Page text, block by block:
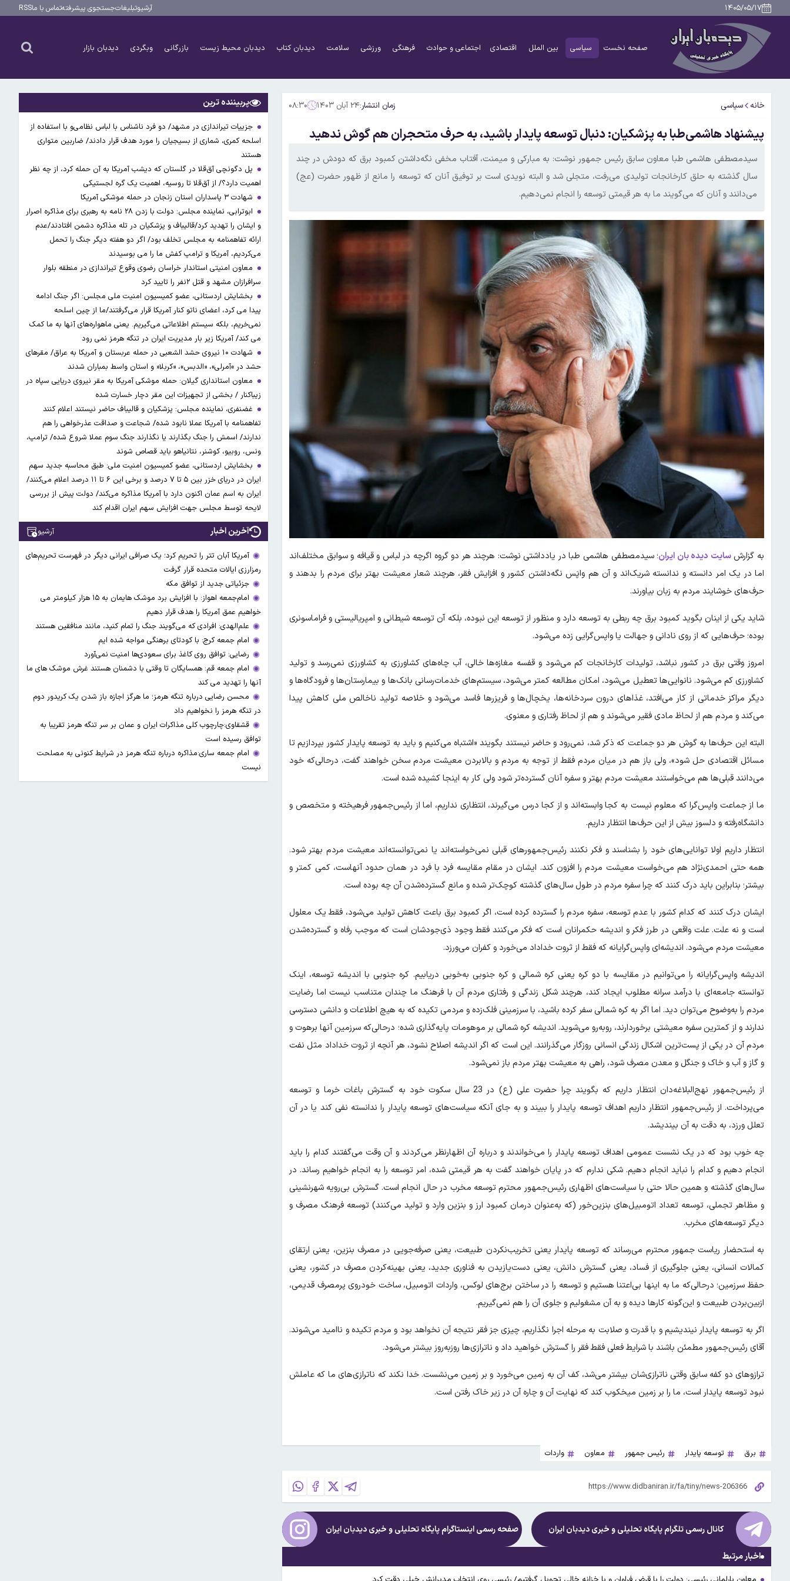
۱۴۰۵/۰۵/۱۷ آرشیوتبلیغاتجستجوی پیشرفتهتماس با ماRSS
صفحه نخست سیاسی بین الملل اقتصادی اجتماعی و حوادث فرهنگی ورزشی سلامت دیدبان کتاب دیدبان محیط زیست بازرگانی وبگردی دیدبان بازار
خانه سیاسی زمان انتشار:۲۴ آبان ۱۴۰۳ ۰۸:۳۰
پیشنهاد هاشمی‌طبا به پزشکیان: دنبال توسعه پایدار باشید، به حرف متحجران هم گوش ندهید
سیدمصطفی هاشمی طبا معاون سابق رئیس جمهور نوشت: به مبارکی و میمنت، آفتاب مخفی نگه‌داشتن کمبود برق که دودش در چند
سال گذشته به حلق کارخانجات تولیدی می‌رفت، متجلی شد و البته نویدی است بر توفیق آنان که توسعه را مانع از ظهور حضرت (عج)
می‌دانند و آنان که می‌گویند ما به هر قیمتی توسعه را انجام نمی‌دهیم.
به گزارشسایت دیده بان ایران؛ سیدمصطفی هاشمی طبا در یادداشتی نوشت: هرچند هر دو گروه اگرچه در لباس و قیافه و سوابق مختلف‌اند
اما در یک امر دانسته و ندانسته شریک‌اند و آن هم واپَس نگه‌داشتن کشور و افزایش فقر، هرچند شعار معیشت بهتر برای مردم را بدهند و
حرف‌های خوشایند مردم به زبان بیاورند.
شاید یکی از اینان بگوید کمبود برق چه ربطی به توسعه دارد و منظور از توسعه این نبوده، بلکه آن توسعه شیطانی و امپریالیستی و فراماسونری
بوده؛ حرف‌هایی که از روی نادانی و جهالت یا واپس‌گرایی زده می‌شود.
امروز وقتی برق در کشور نباشد، تولیدات کارخانجات کم می‌شود و قفسه مغازه‌ها خالی، آب چاه‌های کشاورزی به کشاورزی نمی‌رسد و تولید
کشاورزی کم می‌شود. نانوایی‌ها تعطیل می‌شود، امکان مطالعه کمتر می‌شود، سیستم‌های خدمات‌رسانی بانک‌ها و بیمارستان‌ها و فرودگاه‌ها و
دیگر مراکز خدماتی از کار می‌افتد، غذاهای درون سردخانه‌ها، یخچال‌ها و فریزرها فاسد می‌شود و خلاصه تولید ناخالص ملی کاهش پیدا
می‌کند و مردم هم از لحاظ مادی فقیر می‌شوند و هم از لحاظ رفتاری و معنوی.
البته این حرف‌ها به گوش هر دو جماعت که ذکر شد، نمی‌رود و حاضر نیستند بگویند «اشتباه می‌کنیم و باید به توسعه پایدار کشور بپردازیم تا
مسائل اقتصادی حل شود»، ولی باز هم در میان مردم فقط از توجه به مردم و بالابردن معیشت مردم سخن خواهند گفت، درحالی‌که خود
می‌دانند قبلی‌ها هم می‌خواستند معیشت مردم بهتر و سفره آنان گسترده‌تر شود ولی کار به اینجا کشیده شده است.
ما از جماعت واپس‌گرا که معلوم نیست به کجا وابسته‌اند و از کجا درس می‌گیرند، انتظاری نداریم، اما از رئیس‌جمهور فرهیخته و متخصص و
دانشگاه‌رفته و دلسوز بیش از این حرف‌ها انتظار داریم.
انتظار داریم اولا توانایی‌های خود را بشناسند و فکر نکنند رئیس‌جمهورهای قبلی نمی‌خواسته‌اند یا نمی‌توانسته‌اند معیشت مردم بهتر شود.
همه حتی احمدی‌نژاد هم می‌خواست معیشت مردم را افزون کند. ایشان در مقام مقایسه فرد با فرد در همان حدود آنهاست، کمی کمتر و
بیشتر؛ بنابراین باید درک کنند که چرا سفره مردم در طول سال‌های گذشته کوچک‌تر شده و مانع گسترده‌شدن آن چه بوده است.
ایشان درک کنند که کدام کشور با عدم توسعه، سفره مردم را گسترده کرده است، اگر کمبود برق باعث کاهش تولید می‌شود، فقط یک معلول
است و نه علت. علت واقعی در طرز فکر و اندیشه حکمرانان است که فکر می‌کنند فقط وجود ذی‌جودشان است که موجب رفاه و گسترده‌شدن
معیشت مردم می‌شود. اندیشه‌ای واپس‌گرایانه که فقط از ثروت خداداد می‌خورد و کفران می‌ورزد.
اندیشه واپس‌گرایانه را می‌توانیم در مقایسه با دو کره یعنی کره شمالی و کره جنوبی به‌خوبی دریابیم. کره جنوبی با اندیشه توسعه، اینک
توانسته جامعه‌ای با درآمد سرانه مطلوب ایجاد کند، هرچند شکل زندگی و رفتاری مردم آن با فرهنگ ما چندان متناسب نیست اما رضایت
مردم را به‌وضوح می‌توان دید. اما اگر به کره شمالی سفر کرده باشید، با سرزمینی فلک‌زده و مردمی تکیده که به هیچ اطلاعات و دانشی دسترسی
ندارند و از کمترین سفره معیشتی برخوردارند، روبه‌رو می‌شوید. اندیشه کره شمالی بر موهومات پایه‌گذاری شده؛ درحالی‌که سرزمین آنها برهوت و
مردم آن در یکی از پست‌ترین اشکال زندگی انسانی روزگار می‌گذرانند. این است که اگر اندیشه اصلاح نشود، هر آنچه از ثروت خداداد مثل نفت
و گاز و آب و خاک و جنگل و معدن مصرف شود، راهی به معیشت بهتر مردم باز نمی‌شود.
از رئیس‌جمهور نهج‌البلاغه‌دان انتظار داریم که بگویند چرا حضرت علی (ع) در 23 سال سکوت خود به گسترش باغات خرما و توسعه
می‌پرداخت. از رئیس‌جمهور انتظار داریم اهداف توسعه پایدار را ببیند و به جای آنکه سیاست‌های توسعه پایدار را ندانسته نفی کند یا در آن
تعلل ورزد، به دقت به آن بیندیشد.
چه خوب بود که در یک نشست عمومی اهداف توسعه پایدار را می‌خواندند و درباره آن اظهارنظر می‌کردند و آن وقت می‌گفتند کدام را باید
انجام دهیم و کدام را نباید انجام دهیم. شکی ندارم که در پایان خواهند گفت به هر قیمتی شده، امر توسعه را به انجام خواهیم رساند. در
سال‌های گذشته و همین حالا حتی با سیاست‌های اظهاری رئیس‌جمهور محترم توسعه مخرب در حال انجام است. گسترش بی‌رویه شهرنشینی
و مظاهر تجملی، توسعه تعداد اتومبیل‌های بنزین‌خور (که به‌عنوان درمان کمبود ارز و بنزین وارد و تولید می‌کنند) توسعه فرهنگ مصرف و
دیگر توسعه‌های مخرب.
به استحضار ریاست جمهور محترم می‌رساند که توسعه پایدار یعنی تخریب‌نکردن طبیعت، یعنی صرفه‌جویی در مصرف بنزین، یعنی ارتقای
کمالات انسانی، یعنی جلوگیری از فساد، یعنی گسترش دانش، یعنی دست‌یازیدن به فناوری جدید، یعنی بهینه‌کردن مصرف در کشور، یعنی
حفظ سرزمین؛ درحالی‌که ما به اینها بی‌اعتنا هستیم و توسعه را در ساختن برج‌های لوکس، واردات اتومبیل، ساخت خودروی پرمصرف قدیمی،
ازبین‌بردن طبیعت و این‌گونه کارها دیده و به آن مشغولیم و جلوی آن را هم نمی‌گیریم.
اگر به توسعه پایدار نیندیشیم و با قدرت و صلابت به مرحله اجرا نگذاریم، چیزی جز فقر نتیجه آن نخواهد بود و مردم تکیده و ناامید می‌شوند.
آقای رئیس‌جمهور مطمئن باشند با شرایط فعلی فقط فقر را گسترش خواهید داد و ناترازی‌ها روزبه‌روز بیشتر می‌شود.
ترازوهای دو کفه سابق وقتی ناترازی‌شان بیشتر می‌شد، کف آن به زمین می‌خورد و بر زمین می‌نشست. خدا نکند که ناترازی‌های ما که عاملش
نبود توسعه پایدار است، ما را بر زمین میخکوب کند که نهایت آن و چاره آن در زیر خاک رفتن است.
برق توسعه پایدار رئیس جمهور معاون واردات
کانال رسمی تلگرام پایگاه تحلیلی و خبریدیدبان ایران صفحه رسمی اینستاگرام پایگاه تحلیلی و خبریدیدبان ایران
اخبار مرتبط
پربیننده ترین
جزییات تیراندازی در مشهد/ دو فرد ناشناس با لباس نظامی‌و با استفاده از
اسلحه کمری، شماری از بسیجیان را مورد هدف قرار دادند/ ضاربین متواری
هستند
پل دگونچی آق‌قلا در گلستان که دیشب آمریکا به آن حمله کرد، از چه نظر
اهمیت دارد؟/ از آق‌قلا تا روسیه، اهمیت یک گره لجستیکی
شهادت ۳ ‌پاسداران استان زنجان در حمله موشکی آمریکا
ابوترابی، نماینده مجلس: دولت با زدن ۲۸ نامه به رهبری برای مذاکره اصرار
و ایشان را تهدید کرد/قالیباف و پزشکیان در تله مذاکره دشمن افتادند/عدم
ارائه تفاهمنامه به مجلس تخلف بود/ اگر دو هفته دیگر جنگ را تحمل
می‌کردیم، آمریکا و ترامپ کفش ما را می بوسیدند
معاون امنیتی استاندار خراسان رضوی وقوع تیراندازی در منطقه بلوار
سرافرازان مشهد و قتل ۲نفر را تایید کرد
بخشایش اردستانی، عضو کمیسیون امنیت ملی مجلس: اگر جنگ ادامه
پیدا می کرد، اعضای ناتو کنار آمریکا قرار می‌گرفتند/ما از چین اسلحه
نمی‌خریم، بلکه سیستم اطلاعاتی می‌گیریم. یعنی ماهواره‌های آنها به ما کمک
می کند/ آمریکا زیر بار مدیریت ایران در تنگه هرمز نمی رود
شهادت ۱۰ نیروی حشد الشعبی در حمله عربستان و آمریکا به عراق/ مقرهای
حشد در »آمرلی»، «الدبس»، «کربلا« و استان واسط بمباران شدند
معاون استانداری گیلان: حمله موشکی آمریکا به مقر نیروی دریایی سپاه در
زیباکنار / بخشی از تجهیزات این مقر دچار خسارت شده
غضنفری، نماینده مجلس: پزشکیان و قالیباف حاضر نیستند اعلام کنند
تفاهمنامه با آمریکا عملا نابود شده/ شجاعت و صداقت عذرخواهی را هم
ندارند/ اسمش را جنگ بگذارند یا نگذارند جنگ سوم عملا شروع شده/ ترامپ،
ونس، روبیو، کوشنر، نتانیاهو باید قصاص شوند
بخشایش اردستانی، عضو کمیسیون امنیت ملی: طبق محاسبه جدید سهم
ایران در دریای خزر بین ۵ تا ۷ درصد و برخی این ۶ تا ۱۱ درصد اعلام می‌کنند/
ایران به اسم عمان اکنون دارد با آمریکا مذاکره می‌کند/ دولت پیش از بررسی
لایحه توسط مجلس جهت افزایش سهم ایران اقدام کند
آخرین اخبار آرشیو
آمریکا آبان تتر را تحریم کرد؛ یک صرافی ایرانی دیگر در فهرست تحریم‌های
رمزارزی ایالات متحده قرار گرفت
جزئیاتی جدید از توافق مکه
امام‌جمعه اهواز: با افزایش برد موشک هایمان به ۱۵ هزار کیلومتر می
خواهیم عمق آمریکا را هدف قرار دهیم
علم‌الهدی: افرادی که می‌گویند جنگ را تمام کنید، مانند منافقین هستند
امام جمعه کرج: با کودتای برهنگی مواجه شده ایم
رضایی: توافق روی کاغذ برای سعودی‌ها امنیت نمی‌آورد
امام جمعه قم: همسایگان تا وقتی با دشمنان هستند غرش موشک های ما
آنها را تهدید می کند
محسن رضایی درباره تنگه هرمز؛ ما هرگز اجازه باز شدن یک کریدور دوم
در تنگه هرمز را نخواهیم داد
قشقاوی:چارچوب کلی مذاکرات ایران و عمان بر سر تنگه هرمز تقریبا به
توافق رسیده است
امام جمعه ساری:مذاکره درباره تنگه هرمز در شرایط کنونی به مصلحت
نیست